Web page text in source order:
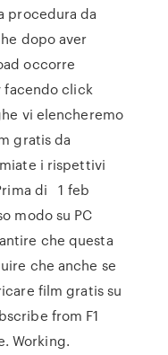
procedura da
dopo aver
occorre
facendo click
vi elencheremo
gratis da
i rispettivi
di 1 feb
modo su PC
che questa
che anche se
film gratis su
from F1
Working.